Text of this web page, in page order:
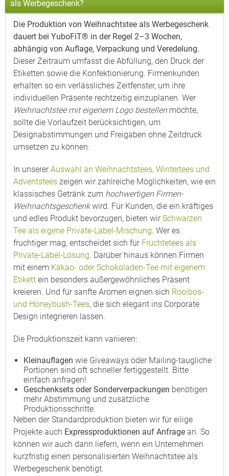
als Werbegeschenk?
Die Produktion von Weihnachtstee als Werbegeschenk
dauert bei YuboFiT® in der Regel 2–3 Wochen,
abhängig von Auflage, Verpackung und Veredelung.
Dieser Zeitraum umfasst die Abfüllung, den Druck der
Etiketten sowie die Konfektionierung. Firmenkunden
erhalten so ein verlässliches Zeitfenster, um ihre
individuellen Präsente rechtzeitig einzuplanen. Wer
Weihnachtstee mit eigenem Logo bestellen möchte,
sollte die Vorlaufzeit berücksichtigen, um
Designabstimmungen und Freigaben ohne Zeitdruck
umsetzen zu können.
In unsererAuswahl an Weihnachtstees, Wintertees und
Adventstees zeigen wir zahlreiche Möglichkeiten, wie ein
klassisches Getränk zum hochwertigen Firmen-
Weihnachtsgeschenkwird. Für Kunden, die ein kräftiges
und edles Produkt bevorzugen, bieten wirSchwarzen
Tee als eigene Private-Label-Mischung. Wer es
fruchtiger mag, entscheidet sich für Früchtetees als
Private-Label-Lösung. Darüber hinaus können Firmen
mit einem Kakao- oder Schokoladen-Tee mit eigenem
Etikett ein besonders außergewöhnliches Präsent
kreieren. Und für sanfte Aromen eignen sich Rooibos-
und Honeybush-Tees, die sich elegant ins Corporate
Design integrieren lassen.
Die Produktionszeit kann variieren:
Kleinauflagen wie Giveaways oder Mailing-taugliche
Portionen sind oft schneller fertiggestellt. Bitte
einfach anfragen!
Geschenksets oder Sonderverpackungen benötigen
mehr Abstimmung und zusätzliche
Produktionsschritte.
Neben der Standardproduktion bieten wir für eilige
Projekte auch Expressproduktionen auf Anfrage an. So
können wir auch dann liefern, wenn ein Unternehmen
kurzfristig einen personalisierten Weihnachtstee als
Werbegeschenk benötigt.